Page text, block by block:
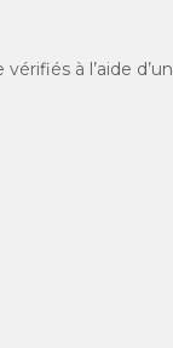
à l’aide